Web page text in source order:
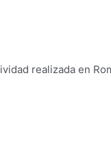
realizada en